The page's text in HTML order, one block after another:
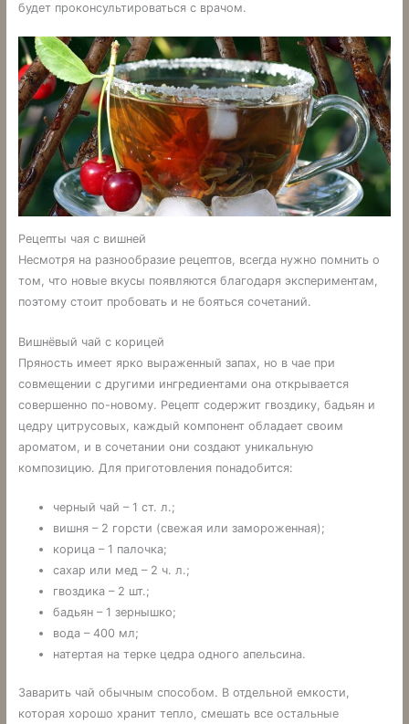
будет проконсультироваться с врачом.
Рецепты чая с вишней
Несмотря на разнообразие рецептов, всегда нужно помнить о
том, что новые вкусы появляются благодаря экспериментам,
поэтому стоит пробовать и не бояться сочетаний.
Вишнёвый чай с корицей
Пряность имеет ярко выраженный запах, но в чае при
совмещении с другими ингредиентами она открывается
совершенно по-новому. Рецепт содержит гвоздику, бадьян и
цедру цитрусовых, каждый компонент обладает своим
ароматом, и в сочетании они создают уникальную
композицию. Для приготовления понадобится:
черный чай – 1 ст. л.;
вишня – 2 горсти (свежая или замороженная);
корица – 1 палочка;
сахар или мед – 2 ч. л.;
гвоздика – 2 шт.;
бадьян – 1 зернышко;
вода – 400 мл;
натертая на терке цедра одного апельсина.
Заварить чай обычным способом. В отдельной емкости,
которая хорошо хранит тепло, смешать все остальные